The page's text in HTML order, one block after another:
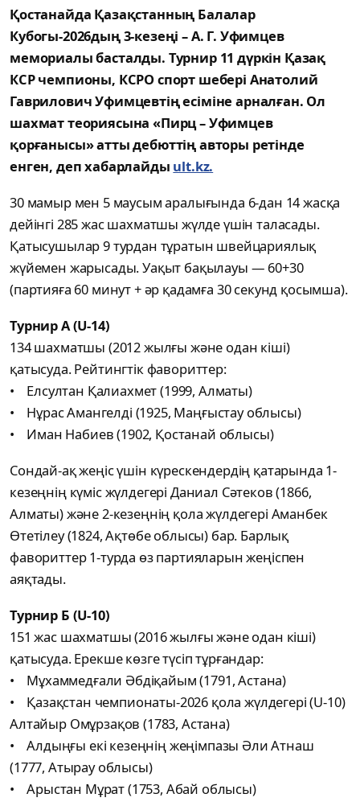
Қостанайда Қазақстанның Балалар
Кубогы-2026дың 3-кезеңі – А. Г. Уфимцев
мемориалы басталды. Турнир 11 дүркін Қазақ
КСР чемпионы, КСРО спорт шебері Анатолий
Гаврилович Уфимцевтің есіміне арналған. Ол
шахмат теориясына «Пирц – Уфимцев
қорғанысы» атты дебюттің авторы ретінде
енген, деп хабарлайды ult.kz.
30 мамыр мен 5 маусым аралығында 6-дан 14 жасқа
дейінгі 285 жас шахматшы жүлде үшін таласады.
Қатысушылар 9 турдан тұратын швейцариялық
жүйемен жарысады. Уақыт бақылауы — 60+30
(партияға 60 минут + әр қадамға 30 секунд қосымша).
Турнир А (U-14)
134 шахматшы (2012 жылғы және одан кіші)
қатысуда. Рейтингтік фавориттер:
• Елсултан Қалиахмет (1999, Алматы)
• Нұрас Амангелді (1925, Маңғыстау облысы)
• Иман Набиев (1902, Қостанай облысы)
Сондай-ақ жеңіс үшін күрескендердің қатарында 1-
кезеңнің күміс жүлдегері Даниал Сәтеков (1866,
Алматы) және 2-кезеңнің қола жүлдегері Аманбек
Өтетілеу (1824, Ақтөбе облысы) бар. Барлық
фавориттер 1-турда өз партияларын жеңіспен
аяқтады.
Турнир Б (U-10)
151 жас шахматшы (2016 жылғы және одан кіші)
қатысуда. Ерекше көзге түсіп тұрғандар:
• Мұхаммедғали Әбдіқайым (1791, Астана)
• Қазақстан чемпионаты-2026 қола жүлдегері (U-10)
Алтайыр Омұрзақов (1783, Астана)
• Алдыңғы екі кезеңнің жеңімпазы Әли Атнаш
(1777, Атырау облысы)
• Арыстан Мұрат (1753, Абай облысы)